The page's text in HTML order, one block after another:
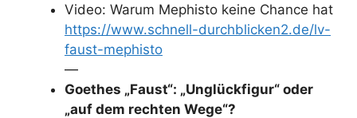
Video: Warum Mephisto keine Chance hat
https://www.schnell-durchblicken2.de/lv-
faust-mephisto
—
Goethes „Faust“: „Unglückfigur“ oder
„auf dem rechten Wege“?